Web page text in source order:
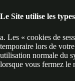
Le Site utilise les
a. Les « cookies de
temporaire lors de
utilisation normale du
lorsque vous fermez le